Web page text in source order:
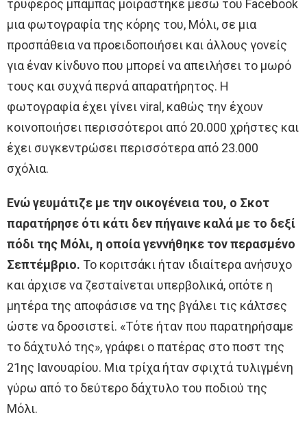
τρυφερός μπαμπάς μοιράστηκε μέσω του Facebook
μια φωτογραφία της κόρης του, Μόλι, σε μια
προσπάθεια να προειδοποιήσει και άλλους γονείς
για έναν κίνδυνο που μπορεί να απειλήσει το μωρό
τους και συχνά περνά απαρατήρητος. Η
φωτογραφία έχει γίνει viral, καθώς την έχουν
κοινοποιήσει περισσότεροι από 20.000 χρήστες και
έχει συγκεντρώσει περισσότερα από 23.000
σχόλια.
Ενώ γευμάτιζε με την οικογένεια του, ο Σκοτ
παρατήρησε ότι κάτι δεν πήγαινε καλά με το δεξί
πόδι της Μόλι, η οποία γεννήθηκε τον περασμένο
Σεπτέμβριο. Το κοριτσάκι ήταν ιδιαίτερα ανήσυχο
και άρχισε να ζεσταίνεται υπερβολικά, οπότε η
μητέρα της αποφάσισε να της βγάλει τις κάλτσες
ώστε να δροσιστεί. «Τότε ήταν που παρατηρήσαμε
το δάχτυλό της», γράφει ο πατέρας στο ποστ της
21ης Ιανουαρίου. Μια τρίχα ήταν σφιχτά τυλιγμένη
γύρω από το δεύτερο δάχτυλο του ποδιού της
Μόλι.